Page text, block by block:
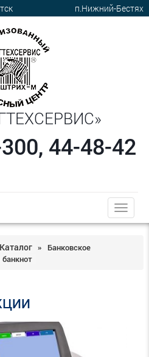
п.Нижний-Бестях
44-48-42
trk
Каталог »
Банковское